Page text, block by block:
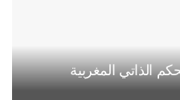
الذاتي المغربية